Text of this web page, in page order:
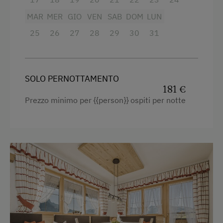
Internet
Tennis da tavolo
Escursione
Sport invernali
Altri servizi e particolarità
Vasca da bagno
Televisione
Vista giardino
Tostapane
Bollitore elettrico
Connessione veloce ad internet
Cucina
MAR
25
MER
26
GIO
27
VEN
28
SAB
29
DOM
30
LUN
31
SOLO PERNOTTAMENTO
181 €
Prezzo minimo per {{person}} ospiti per notte